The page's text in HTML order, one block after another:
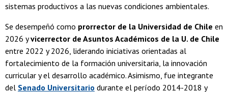
sistemas productivos a las nuevas condiciones ambientales.
Se desempeñó como prorrector de la Universidad de Chile en
2026 yvicerrector de Asuntos Académicos de la U. de Chile
entre 2022 y 2026, liderando iniciativas orientadas al
fortalecimiento de la formación universitaria, la innovación
curricular y el desarrollo académico. Asimismo, fue integrante
del Senado Universitario durante el período 2014-2018 y